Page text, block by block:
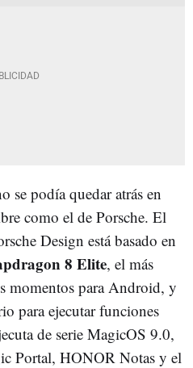
se podía quedar atrás en
como el de Porsche. El
Design está basado en
8 Elite, el más
momentos para Android, y
para ejecutar funciones
de serie MagicOS 9.0,
Portal, HONOR Notas y el